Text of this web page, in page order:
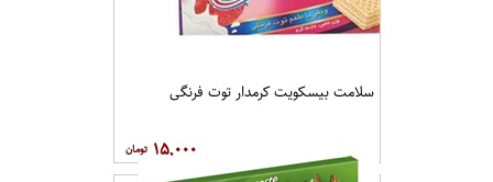
سلامت بیسکویت کرمدار توت فرنگی
۱۵,۰۰۰